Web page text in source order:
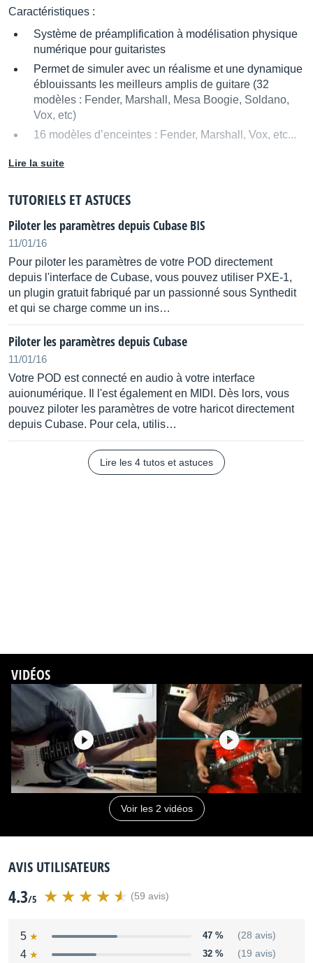
Caractéristiques :
Système de préamplification à modélisation physique
numérique pour guitaristes
Permet de simuler avec un réalisme et une dynamique
éblouissants les meilleurs amplis de guitare (32
modèles : Fender, Marshall, Mesa Boogie, Soldano,
Vox, etc)
16 modèles d’enceintes : Fender, Marshall, Vox, etc...
Source : Line 6
Distribué parLine6 France
Lire la suite
TUTORIELS ET ASTUCES
Piloter les paramètres depuis Cubase BIS
11/01/16
Pour piloter les paramètres de votre POD directement
depuis l'interface de Cubase, vous pouvez utiliser PXE-1,
un plugin gratuit fabriqué par un passionné sous Synthedit
et qui se charge comme un ins…
Piloter les paramètres depuis Cubase
11/01/16
Votre POD est connecté en audio à votre interface
auionumérique. Il l'est également en MIDI. Dès lors, vous
pouvez piloter les paramètres de votre haricot directement
depuis Cubase. Pour cela, utilis…
Lire les 4 tutos et astuces
VIDÉOS
Voir les 2 vidéos
AVIS UTILISATEURS
4.3/5 (59 avis)
5 47 % (28 avis)
4 32 % (19 avis)